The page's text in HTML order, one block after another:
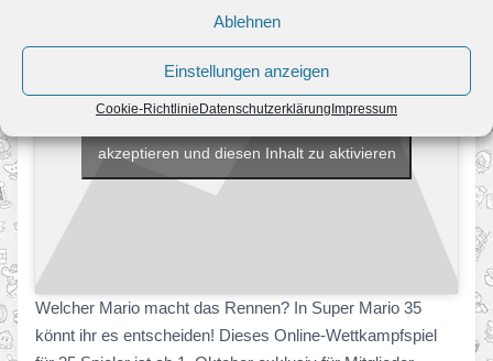
Ablehnen
Einstellungen anzeigen
Cookie-Richtlinie Datenschutzerklärung Impressum
akzeptieren und diesen Inhalt zu aktivieren
Welcher Mario macht das Rennen? In Super Mario 35
könnt ihr es entscheiden! Dieses Online-Wettkampfspiel